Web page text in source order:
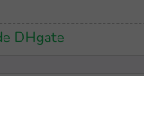
DHgate